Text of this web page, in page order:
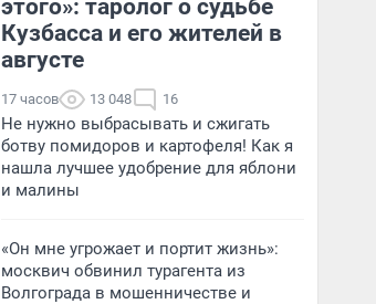
этого»: таролог о судьбе
Кузбасса и его жителей в
августе
17 часов 13 048 16
Не нужно выбрасывать и сжигать
ботву помидоров и картофеля! Как я
нашла лучшее удобрение для яблони
и малины
«Он мне угрожает и портит жизнь»:
москвич обвинил турагента из
Волгограда в мошенничестве и